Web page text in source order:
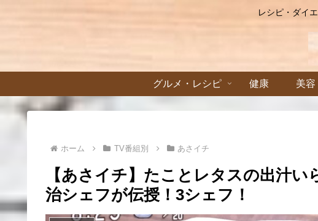
レシピ・ダイ
グルメ・レシピ 健康 美容
ホーム TV番組別 あさイチ
【あさイチ】たことレタスの出汁
治シェフが伝授！3シェフ！